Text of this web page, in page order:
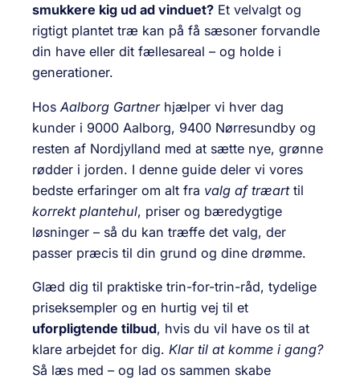
smukkere kig ud ad vinduet? Et velvalgt og
rigtigt plantet træ kan på få sæsoner forvandle
din have eller dit fællesareal – og holde i
generationer.
Hos Aalborg Gartnerhjælper vi hver dag
kunder i 9000 Aalborg, 9400 Nørresundby og
resten af Nordjylland med at sætte nye, grønne
rødder i jorden. I denne guide deler vi vores
bedste erfaringer om alt fra valg af træarttil
korrekt plantehul, priser og bæredygtige
løsninger – så du kan træffe det valg, der
passer præcis til din grund og dine drømme.
Glæd dig til praktiske trin-for-trin-råd, tydelige
priseksempler og en hurtig vej til et
uforpligtende tilbud, hvis du vil have os til at
klare arbejdet for dig. Klar til at komme i gang?
Så læs med – og lad os sammen skabe